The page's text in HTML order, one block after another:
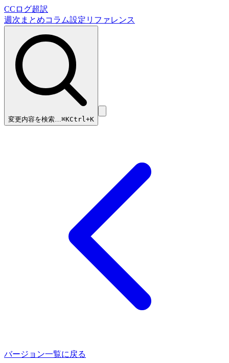
CCログ超訳
週次まとめコラム設定リファレンス
変更内容を検索…⌘KCtrl+K
バージョン一覧に戻る